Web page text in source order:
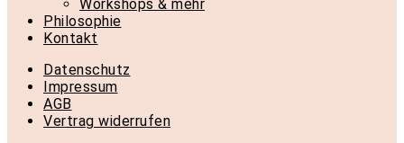
Workshops & mehr
Philosophie
Kontakt
Datenschutz
Impressum
AGB
Vertrag widerrufen